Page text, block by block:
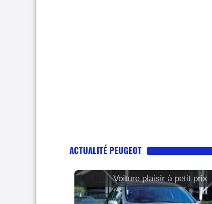
ACTUALITÉ PEUGEOT
Voiture plaisir à petit prix